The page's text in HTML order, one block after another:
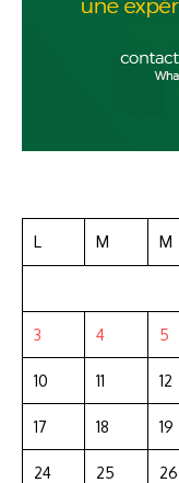
L M M
3 4 5
10 11 12
17 18 19
24 25 26